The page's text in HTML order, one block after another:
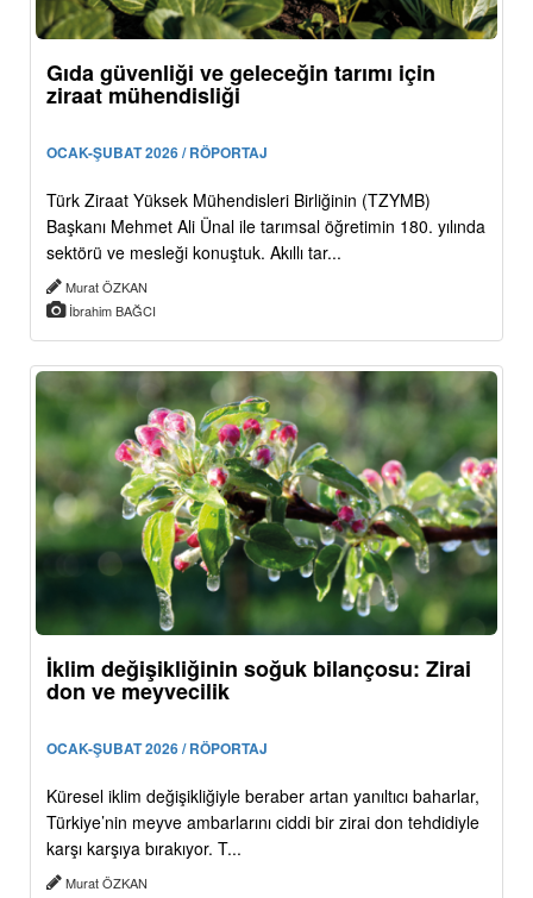
Gıda güvenliği ve geleceğin tarımı için
ziraat mühendisliği
OCAK-ŞUBAT 2026 / RÖPORTAJ
Türk Ziraat Yüksek Mühendisleri Birliğinin (TZYMB)
Başkanı Mehmet Ali Ünal ile tarımsal öğretimin 180. yılında
sektörü ve mesleği konuştuk. Akıllı tar...
Murat ÖZKAN
İbrahim BAĞCI
İklim değişikliğinin soğuk bilançosu: Zirai
don ve meyvecilik
OCAK-ŞUBAT 2026 / RÖPORTAJ
Küresel iklim değişikliğiyle beraber artan yanıltıcı baharlar,
Türkiye’nin meyve ambarlarını ciddi bir zirai don tehdidiyle
karşı karşıya bırakıyor. T...
Murat ÖZKAN